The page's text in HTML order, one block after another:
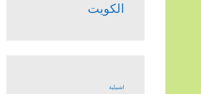
الكويت
اشبيلية